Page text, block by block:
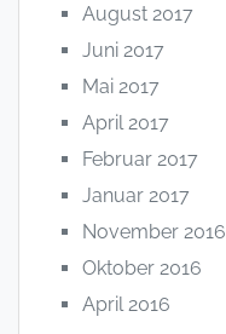
August 2017
Juni 2017
Mai 2017
April 2017
Februar 2017
Januar 2017
November 2016
Oktober 2016
April 2016